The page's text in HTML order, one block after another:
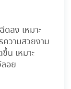
ลง เหมาะ
วามสวยงาม
น เหมาะ
อย